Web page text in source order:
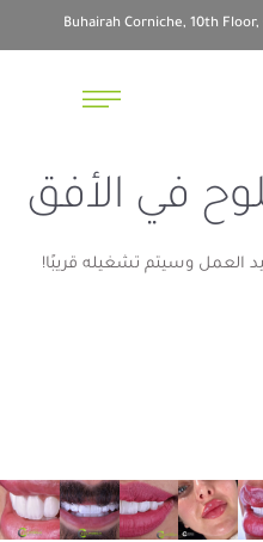
Buhairah Corniche, 10th Floor,
في الأفق
العمل وسيتم تشغيله قريبًا!